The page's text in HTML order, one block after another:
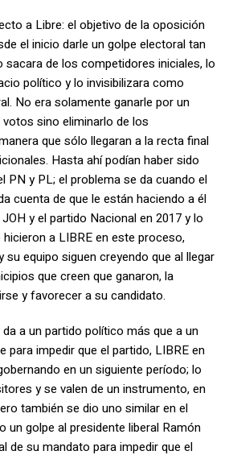
a Libre: el objetivo de la oposición
el inicio darle un golpe electoral tan
sacara de los competidores iniciales, lo
político y lo invisibilizara como
No era solamente ganarle por un
sino eliminarlo de los
que sólo llegaran a la recta final
Hasta ahí podían haber sido
PN y PL; el problema se da cuando el
cuenta de que le están haciendo a él
y el partido Nacional en 2017 y lo
a LIBRE en este proceso,
su equipo siguen creyendo que al llegar
que creen que ganaron, la
y favorecer a su candidato.
a un partido político más que a un
para impedir que el partido, LIBRE en
en un siguiente período; lo
y se valen de un instrumento, en
también se dio uno similar en el
un golpe al presidente liberal Ramón
de su mandato para impedir que el